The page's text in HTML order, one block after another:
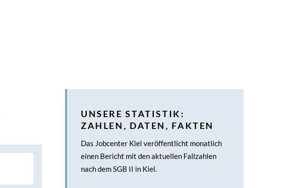
UNSERE STATISTIK:
ZAHLEN, DATEN, FAKTEN
Das Jobcenter Kiel veröffentlicht monatlich
einen Bericht mit den aktuellen Fallzahlen
nach dem SGB II in Kiel.